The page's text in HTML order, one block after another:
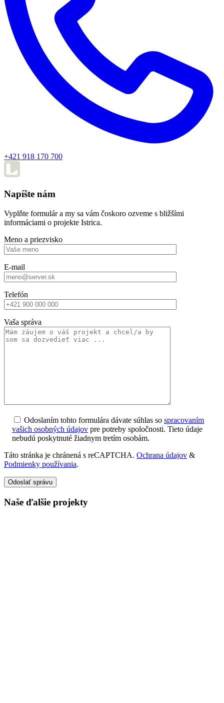
+421 918 170 700
Napíšte nám
Vyplňte formulár a my sa vám čoskoro ozveme s bližšími
informáciami o projekte Istrica.
Meno a priezvisko
E-mail
Telefón
Vaša správa
Odoslaním tohto formulára dávate súhlas so spracovaním
vašich osobných údajov pre potreby spoločnosti. Tieto údaje
nebudú poskytnuté žiadnym tretím osobám.
Táto stránka je chránená s reCAPTCHA. Ochrana údajov &
Podmienky používania.
Odoslať správu
Naše ďalšie projekty